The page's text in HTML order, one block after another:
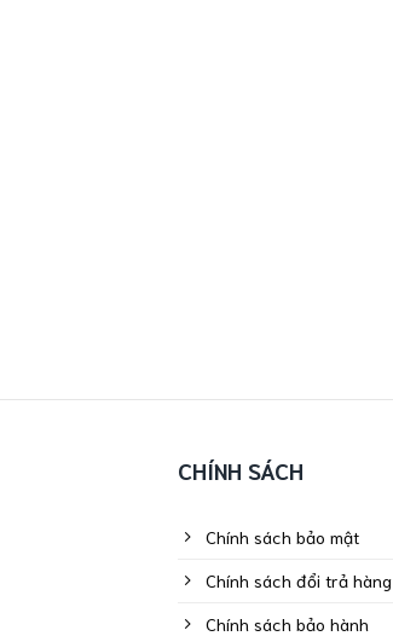
CHÍNH SÁCH
Chính sách bảo mật
Chính sách đổi trả hàng
Chính sách bảo hành